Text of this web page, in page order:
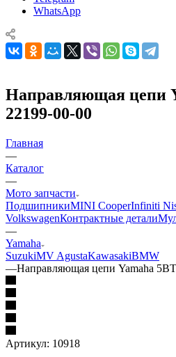
WhatsApp
Направляющая цепи
22199-00-00
Главная
—
Каталог
—
Мото запчасти
ПодшипникиMINI CooperInfiniti
VolkswagenКонтрактные детали
—
Yamaha
SuzukiMV AgustaKawasakiBMW
—Направляющая цепи Yamaha
Артикул: 10918